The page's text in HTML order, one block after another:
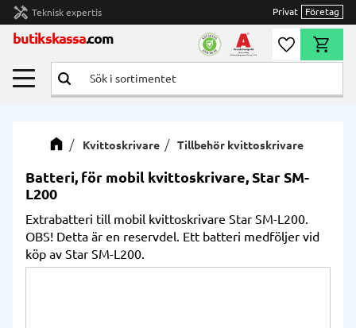
Meny
handyman Teknisk expertis Privat Företag
butikskassa.com Önskelista
Kvittoskrivare Tillbehör kvittoskrivare
Batteri, för mobil kvittoskrivare, Star SM-
L200
Extrabatteri till mobil kvittoskrivare Star SM-L200.
OBS! Detta är en reservdel. Ett batteri medföljer vid
köp av Star SM-L200.